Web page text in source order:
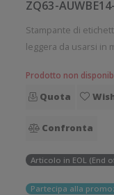
Stampante di etichette
leggera da usarsi in
mm/sec Risoluzione di stampa: 8 dot/mm Wireless: Presente
Supporto di s
Prodotto non
Quota
Confronta
Articolo in EOL (End
Partecipa alla